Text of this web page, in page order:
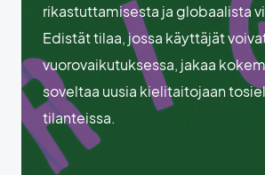
rikastuttamisesta ja globaalista
Edistät tilaa, jossa käyttäjät
vuorovaikutuksessa, jakaa
soveltaa uusia kielitaitojaan
tilanteissa.